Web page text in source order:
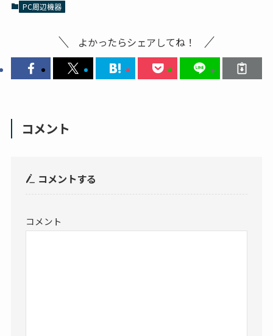
PC周辺機器
よかったらシェアしてね！
コメント
コメントする
コメント